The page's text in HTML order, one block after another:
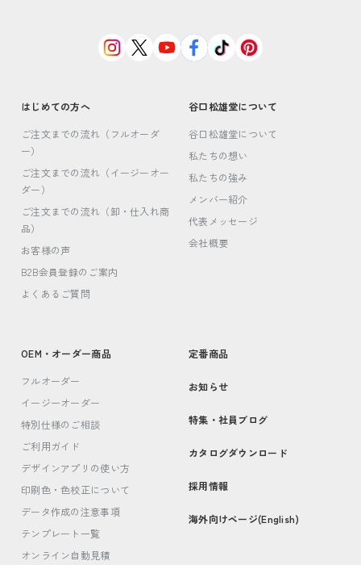
はじめての方へ
ご注文までの流れ（フルオーダ
ー）
ご注文までの流れ（イージーオー
ダー）
ご注文までの流れ（卸・仕入れ商
品）
お客様の声
B2B会員登録のご案内
よくあるご質問
谷口松雄堂について
谷口松雄堂について
私たちの想い
私たちの強み
メンバー紹介
代表メッセージ
会社概要
OEM・オーダー商品
フルオーダー
イージーオーダー
特別仕様のご相談
ご利用ガイド
デザインアプリの使い方
印刷色・色校正について
データ作成の注意事項
テンプレート一覧
オンライン自動見積
定番商品
お知らせ
特集・社員ブログ
カタログダウンロード
採用情報
海外向けページ(English)